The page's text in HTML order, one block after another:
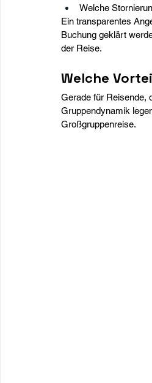
Welche
Ein transparentes
Buchung geklärt
der Reise.
Welche
Gerade für Reisende,
Gruppendynamik
Großgruppenreise.